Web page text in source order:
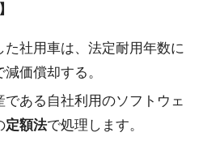
た社用車は、法定耐用年数に
減価償却する。
である自社利用のソフトウェ
定額法で処理します。